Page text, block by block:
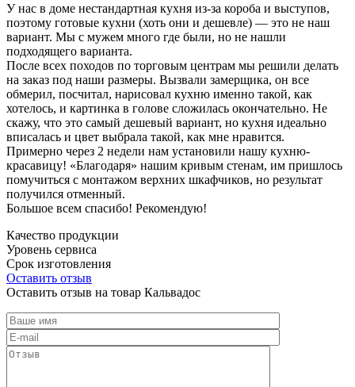
У нас в доме нестандартная кухня из-за короба и выступов,
поэтому готовые кухни (хоть они и дешевле) — это не наш
вариант. Мы с мужем много где были, но не нашли
подходящего варианта.
После всех походов по торговым центрам мы решили делать
на заказ под наши размеры. Вызвали замерщика, он все
обмерил, посчитал, нарисовал кухню именно такой, как
хотелось, и картинка в голове сложилась окончательно. Не
скажу, что это самый дешевый вариант, но кухня идеально
вписалась и цвет выбрала такой, как мне нравится.
Примерно через 2 недели нам установили нашу кухню-
красавицу! «Благодаря» нашим кривым стенам, им пришлось
помучиться с монтажом верхних шкафчиков, но результат
получился отменный.
Большое всем спасибо! Рекомендую!
Качество продукции
Уровень сервиса
Срок изготовления
Оставить отзыв
Оставить отзыв на товар Кальвадос